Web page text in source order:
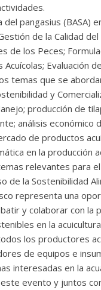
del pangasius (BASA)
de la Calidad del
de los Peces;
Evaluación
temas que se
y
producción de
análisis económico
de productos
en la producción
relevantes para
de la Sostenibilidad
representa una
y colaborar con la
en la
los productores
de equipos e
interesadas en la
evento y juntos